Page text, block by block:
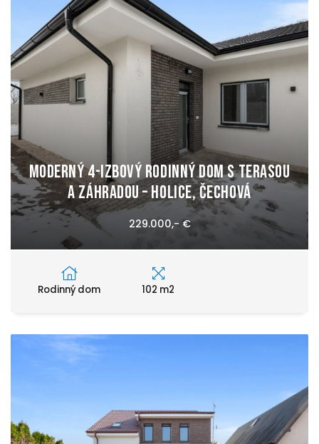
Moderný 4-izbový rodinný dom s terasou
a záhradou – Holice, Čechová
229.000,- €
Rodinný dom 102 m2